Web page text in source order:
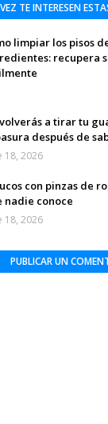
TE INTERESEN
limpiar los pisos
recupera
a tirar tu
después de
18, 2026
con pinzas de
nadie conoce
18, 2026
PUBLICAR UN